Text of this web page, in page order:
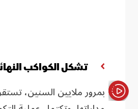
تشكل الكواكب
بمرور ملايين السنين،